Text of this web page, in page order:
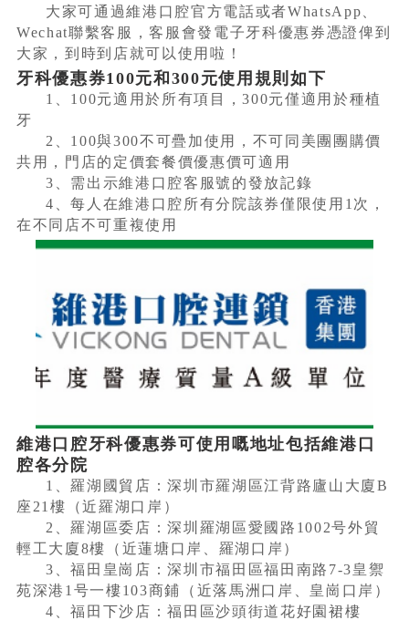
大家可通過維港口腔官方電話或者WhatsApp、
Wechat聯繫客服，客服會發電子牙科優惠券憑證俾到
大家，到時到店就可以使用啦！
牙科優惠券100元和300元使用規則如下
1、100元適用於所有項目，300元僅適用於種植
牙
2、100與300不可疊加使用，不可同美團團購價
共用，門店的定價套餐價優惠價可適用
3、需出示維港口腔客服號的發放記錄
4、每人在維港口腔所有分院該券僅限使用1次，
在不同店不可重複使用
維港口腔牙科優惠券可使用嘅地址包括維港口
腔各分院
1、羅湖國貿店：深圳市羅湖區江背路廬山大廈B
座21樓（近羅湖口岸）
2、羅湖區委店：深圳羅湖區愛國路1002号外貿
輕工大廈8樓（近蓮塘口岸、羅湖口岸）
3、福田皇崗店：深圳市福田區福田南路7-3皇禦
苑深港1号一樓103商鋪（近落馬洲口岸、皇崗口岸）
4、福田下沙店：福田區沙頭街道花好園裙樓